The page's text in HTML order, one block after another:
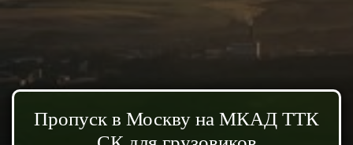
Пропуск в Москву на МКАД ТТК